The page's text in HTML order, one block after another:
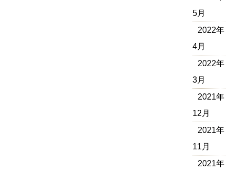
5月
2022年
4月
2022年
3月
2021年
12月
2021年
11月
2021年